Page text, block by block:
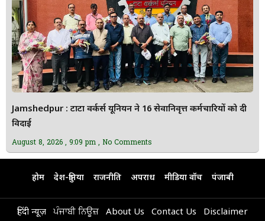
Jamshedpur : टाटा वर्कर्स यूनियन ने 16 सेवानिवृत्त कर्मचारियों को दी
विदाई
August 8, 2026 9:09 pm No Comments
होम देश-दुनिया राजनीति अपराध मीडिया वॉच पंजाबी
हिंदी न्यूज़ ਪੰਜਾਬੀ ਨਿਊਜ਼ About Us Contact Us Disclaimer